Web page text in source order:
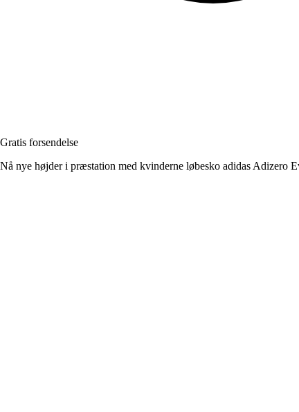
Gratis forsendelse
Nå nye højder i præstation med kvinderne løbesko adidas Adizero